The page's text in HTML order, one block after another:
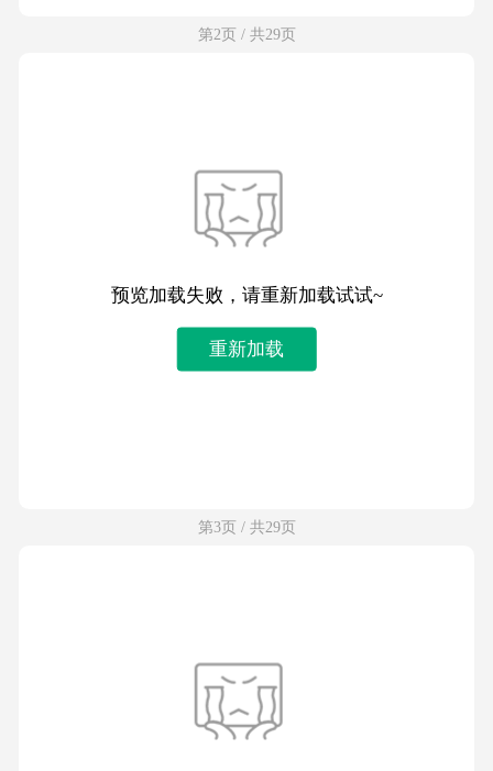
第2页 / 共29页
预览加载失败，请重新加载试试~
重新加载
第3页 / 共29页